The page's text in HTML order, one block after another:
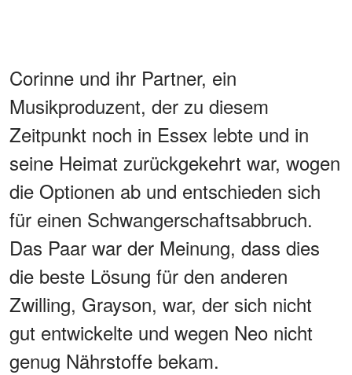
Corinne und ihr Partner, ein
Musikproduzent, der zu diesem
Zeitpunkt noch in Essex lebte und in
seine Heimat zurückgekehrt war, wogen
die Optionen ab und entschieden sich
für einen Schwangerschaftsabbruch.
Das Paar war der Meinung, dass dies
die beste Lösung für den anderen
Zwilling, Grayson, war, der sich nicht
gut entwickelte und wegen Neo nicht
genug Nährstoffe bekam.